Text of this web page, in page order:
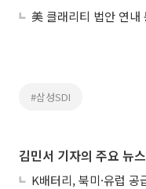
#삼성SDI
김민서 기자의 주요 뉴스